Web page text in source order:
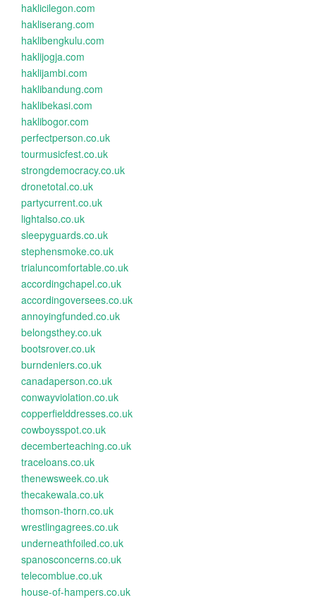
haklicilegon.com
hakliserang.com
haklibengkulu.com
haklijogja.com
haklijambi.com
haklibandung.com
haklibekasi.com
haklibogor.com
perfectperson.co.uk
tourmusicfest.co.uk
strongdemocracy.co.uk
dronetotal.co.uk
partycurrent.co.uk
lightalso.co.uk
sleepyguards.co.uk
stephensmoke.co.uk
trialuncomfortable.co.uk
accordingchapel.co.uk
accordingoversees.co.uk
annoyingfunded.co.uk
belongsthey.co.uk
bootsrover.co.uk
burndeniers.co.uk
canadaperson.co.uk
conwayviolation.co.uk
copperfielddresses.co.uk
cowboysspot.co.uk
decemberteaching.co.uk
traceloans.co.uk
thenewsweek.co.uk
thecakewala.co.uk
thomson-thorn.co.uk
wrestlingagrees.co.uk
underneathfoiled.co.uk
spanosconcerns.co.uk
telecomblue.co.uk
house-of-hampers.co.uk